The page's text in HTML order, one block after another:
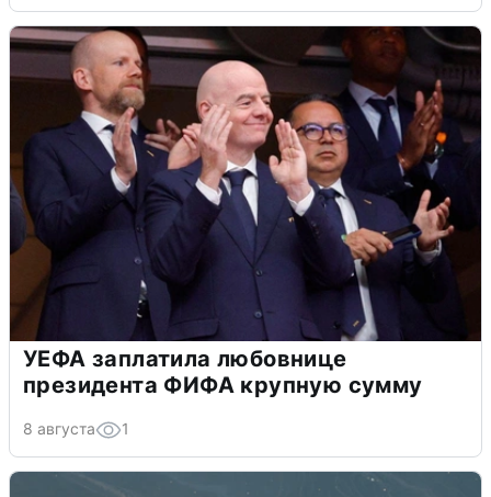
УЕФА заплатила любовнице
президента ФИФА крупную сумму
8 августа 1